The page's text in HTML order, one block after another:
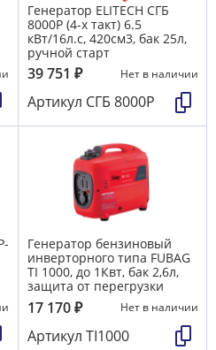
Генератор ELITECH СГБ
8000Р (4-х такт) 6.5
кВт/16л.с, 420см3, бак 25л,
ручной старт
39 751 ₽ Нет в наличии
Артикул СГБ 8000Р
Генератор бензиновый
инверторного типа FUBAG
TI 1000, до 1Квт, бак 2,6л,
защита от перегрузки
17 170₽ Нет в наличии
Артикул TI1000